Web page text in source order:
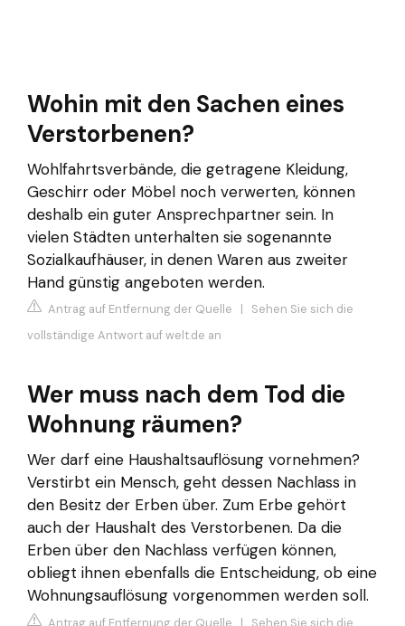
Wohin mit den Sachen eines
Verstorbenen?
Wohlfahrtsverbände, die getragene Kleidung,
Geschirr oder Möbel noch verwerten, können
deshalb ein guter Ansprechpartner sein. In
vielen Städten unterhalten sie sogenannte
Sozialkaufhäuser, in denen Waren aus zweiter
Hand günstig angeboten werden.
Antrag auf Entfernung der Quelle | Sehen Sie sich die
vollständige Antwort auf welt.de an
Wer muss nach dem Tod die
Wohnung räumen?
Wer darf eine Haushaltsauflösung vornehmen?
Verstirbt ein Mensch, geht dessen Nachlass in
den Besitz der Erben über. Zum Erbe gehört
auch der Haushalt des Verstorbenen. Da die
Erben über den Nachlass verfügen können,
obliegt ihnen ebenfalls die Entscheidung, ob eine
Wohnungsauflösung vorgenommen werden soll.
Antrag auf Entfernung der Quelle | Sehen Sie sich die